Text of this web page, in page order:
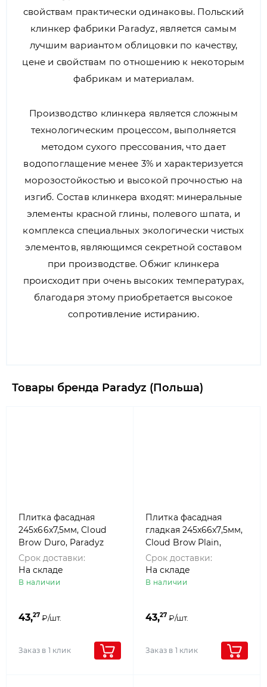
свойствам практически одинаковы. Польский
клинкер фабрики Paradyz, является самым
лучшим вариантом облицовки по качеству,
цене и свойствам по отношению к некоторым
фабрикам и материалам.
Производство клинкера является сложным
технологическим процессом, выполняется
методом сухого прессования, что дает
водопоглащение менее 3% и характеризуется
морозостойкостью и высокой прочностью на
изгиб. Состав клинкера входят: минеральные
элементы красной глины, полевого шпата, и
комплекса специальных экологически чистых
элементов, являющимся секретной составом
при производстве. Обжиг клинкера
происходит при очень высоких температурах,
благодаря этому приобретается высокое
сопротивление истиранию.
Товары бренда Paradyz (Польша)
Плитка фасадная
245x66x7,5мм, Cloud
Brow Duro, Paradyz
Срок доставки:
На складе
В наличии
43,27 ₽/шт.
Заказ в 1 клик
Плитка фасадная
гладкая 245x66x7,5мм,
Cloud Brow Plain,
Paradyz
Срок доставки:
На складе
В наличии
43,27 ₽/шт.
Заказ в 1 клик